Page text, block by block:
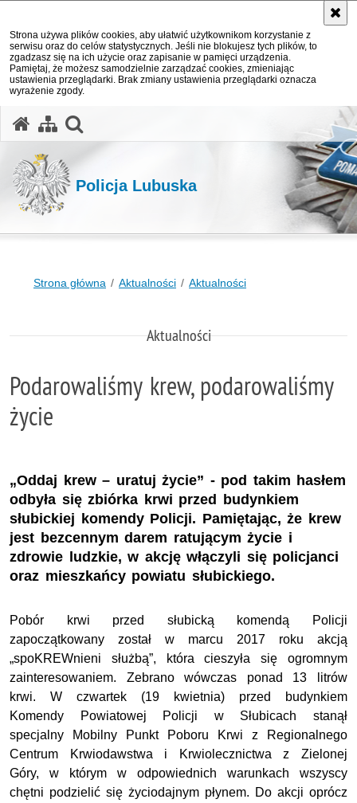
Strona używa plików cookies, aby ułatwić użytkownikom korzystanie z
serwisu oraz do celów statystycznych. Jeśli nie blokujesz tych plików, to
zgadzasz się na ich użycie oraz zapisanie w pamięci urządzenia.
Pamiętaj, że możesz samodzielnie zarządzać cookies, zmieniając
ustawienia przeglądarki. Brak zmiany ustawienia przeglądarki oznacza
wyrażenie zgody.
Policja Lubuska
Strona główna Aktualności Aktualności
Aktualności
Podarowaliśmy krew, podarowaliśmy
życie
„Oddaj krew – uratuj życie” - pod takim hasłem
odbyła się zbiórka krwi przed budynkiem
słubickiej komendy Policji. Pamiętając, że krew
jest bezcennym darem ratującym życie i
zdrowie ludzkie, w akcję włączyli się policjanci
oraz mieszkańcy powiatu słubickiego.
Pobór krwi przed słubicką komendą Policji
zapoczątkowany został w marcu 2017 roku akcją
„spoKREWnieni służbą”, która cieszyła się ogromnym
zainteresowaniem. Zebrano wówczas ponad 13 litrów
krwi. W czwartek (19 kwietnia) przed budynkiem
Komendy Powiatowej Policji w Słubicach stanął
specjalny Mobilny Punkt Poboru Krwi z Regionalnego
Centrum Krwiodawstwa i Krwiolecznictwa z Zielonej
Góry, w którym w odpowiednich warunkach wszyscy
chętni podzielić się życiodajnym płynem. Do akcji oprócz